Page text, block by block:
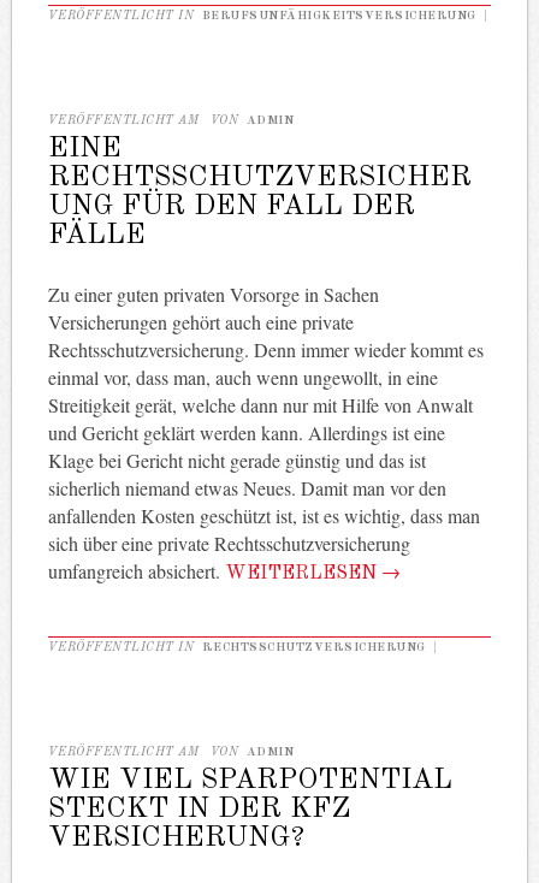
VERÖFFENTLICHT IN BERUFSUNFÄHIGKEITSVERSICHERUNG
VERÖFFENTLICHT AM VON ADMIN
EINE
RECHTSSCHUTZVERSICHER
UNG FÜR DEN FALL DER
FÄLLE
Zu einer guten privaten Vorsorge in Sachen
Versicherungen gehört auch eine private
Rechtsschutzversicherung. Denn immer wieder kommt es
einmal vor, dass man, auch wenn ungewollt, in eine
Streitigkeit gerät, welche dann nur mit Hilfe von Anwalt
und Gericht geklärt werden kann. Allerdings ist eine
Klage bei Gericht nicht gerade günstig und das ist
sicherlich niemand etwas Neues. Damit man vor den
anfallenden Kosten geschützt ist, ist es wichtig, dass man
sich über eine private Rechtsschutzversicherung
umfangreich absichert. WEITERLESEN →
VERÖFFENTLICHT IN RECHTSSCHUTZVERSICHERUNG
VERÖFFENTLICHT AM VON ADMIN
WIE VIEL SPARPOTENTIAL
STECKT IN DER KFZ
VERSICHERUNG?